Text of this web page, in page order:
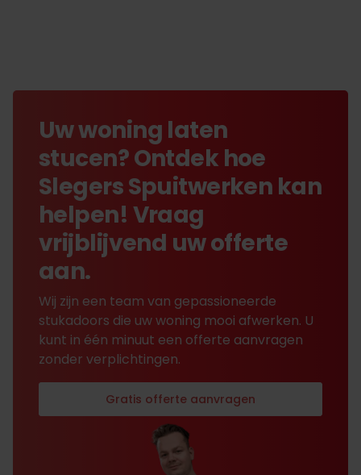
Uw woning laten
stucen? Ontdek hoe
Slegers Spuitwerken kan
helpen! Vraag
vrijblijvend uw offerte
aan.
Wij zijn een team van gepassioneerde
stukadoors die uw woning mooi afwerken. U
kunt in één minuut een offerte aanvragen
zonder verplichtingen.
Gratis offerte aanvragen